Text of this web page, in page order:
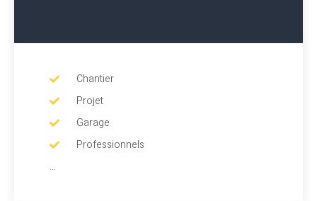
Chantier
Projet
Garage
Professionnels
...